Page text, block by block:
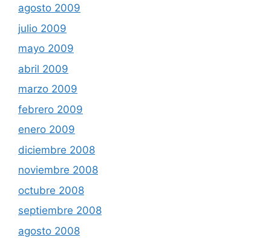
agosto 2009
julio 2009
mayo 2009
abril 2009
marzo 2009
febrero 2009
enero 2009
diciembre 2008
noviembre 2008
octubre 2008
septiembre 2008
agosto 2008